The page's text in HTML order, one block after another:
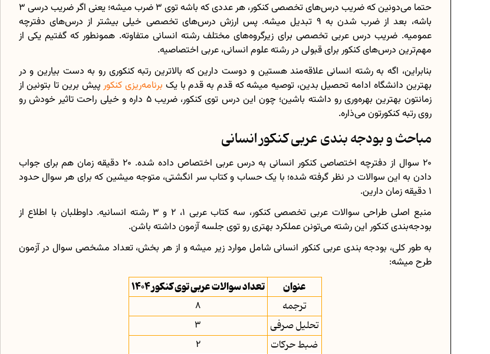
حتما می‌دونین که ضریب درس‌های تخصصی کنکور، هر عددی که باشه توی 3 ضرب میشه؛ یعنی اگر ضریب درسی 3
باشه، بعد از ضرب شدن به 9 تبدیل میشه. پس ارزش درس‌های تخصصی خیلی بیشتر از درس‌های دفترچه
عمومیه. ضریب درس عربی تخصصی برای زیرگروه‌های مختلف رشته انسانی متفاوته. همونطور که گفتیم یکی از
مهم‌ترین درس‌های کنکور برای قبولی در رشته علوم انسانی، عربی اختصاصیه.
بنابراین، اگه به رشته انسانی علاقه‌مند هستین و دوست دارین که بالاترین رتبه کنکوری رو به دست بیارین و در
بهترین دانشگاه ادامه تحصیل بدین، توصیه میشه که قدم به قدم با یک برنامه‌ریزی کنکورپیش برین تا بتونین از
زمانتون بهترین بهره‌وری رو داشته باشین؛ چون این درس توی کنکور، ضریب 5 داره و خیلی راحت تاثیر خودش رو
روی رتبه کنکورتون می‌ذاره.
مباحث و بودجه بندی عربی کنکور انسانی
20 سوال از دفترچه اختصاصی کنکور انسانی به درس عربی اختصاص داده شده. 20 دقیقه زمان هم برای جواب
دادن به این سوالات در نظر گرفته شده؛ با یک حساب و کتاب سر انگشتی، متوجه میشین که برای هر سوال حدود
1 دقیقه زمان دارین.
منبع اصلی طراحی سوالات عربی تخصصی کنکور، سه کتاب عربی 1، 2 و 3 رشته انسانیه. داوطلبان با اطلاع از
بودجه‌بندی کنکور این رشته می‌تونن عملکرد بهتری رو توی جلسه آزمون داشته باشن.
به طور کلی، بودجه بندی عربی کنکور انسانی شامل موارد زیر میشه و از هر بخش، تعداد مشخصی سوال در آزمون
طرح میشه:
عنوان تعداد سوالات عربی توی کنکور 1404
ترجمه 8
تحلیل صرفی 3
ضبط حرکات 2